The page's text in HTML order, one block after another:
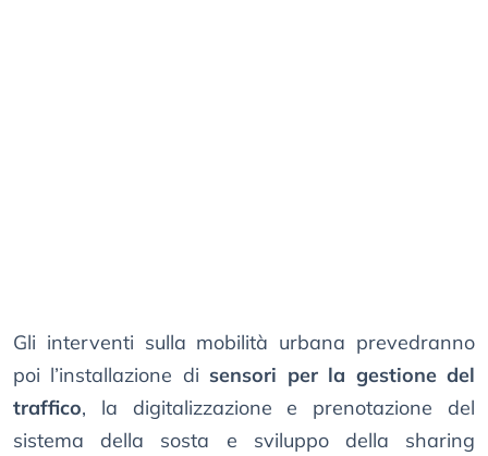
Gli interventi sulla mobilità urbana prevedranno
poi l’installazione di sensori per la gestione del
traffico, la digitalizzazione e prenotazione del
sistema della sosta e sviluppo della sharing